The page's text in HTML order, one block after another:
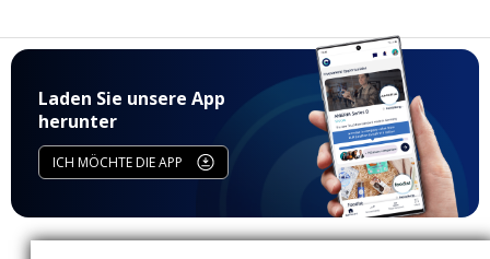
Laden Sie unsere App
herunter
ICH MÖCHTE DIE APP